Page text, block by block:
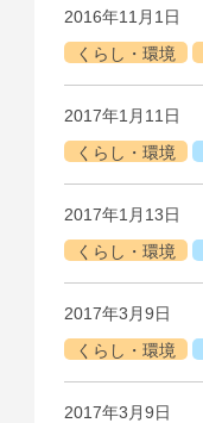
2016年11月1日
くらし・環境
2017年1月11日
くらし・環境
2017年1月13日
くらし・環境
2017年3月9日
くらし・環境
2017年3月9日